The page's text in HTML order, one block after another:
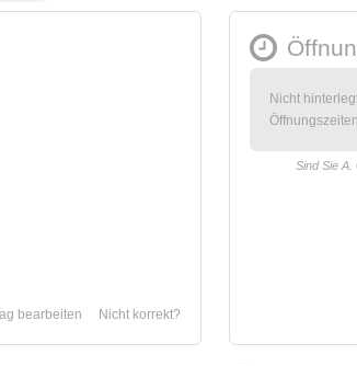
Nicht korrekt?
bearbeiten
Nicht
Sind Sie A.